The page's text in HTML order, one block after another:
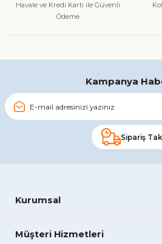
Gönder
Havale ve Kredi Kartı ile Güvenli
Ödeme
Kampanya
Sipariş
Kurumsal
Müşteri Hizmetleri